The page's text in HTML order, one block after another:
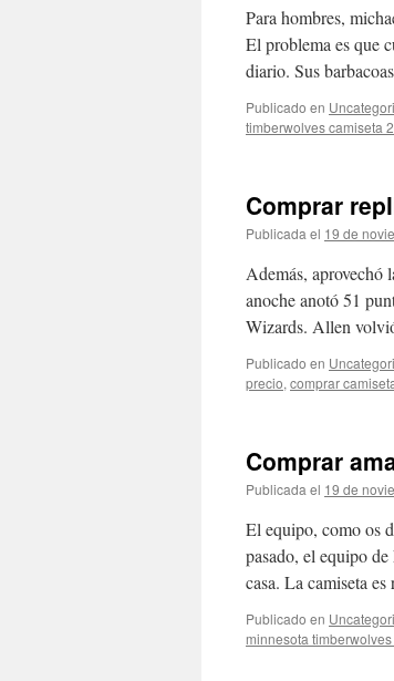
Para hombres,
El problema es que
diario. Sus
Publicado en
timberwolves camiseta
Comprar
Publicada el 19 de
Además, aprovechó
anoche anotó 51
Wizards. Allen
Publicado en
precio, comprar
Comprar
Publicada el 19 de
El equipo, como os
pasado, el equipo
casa. La camiseta
Publicado en
minnesota